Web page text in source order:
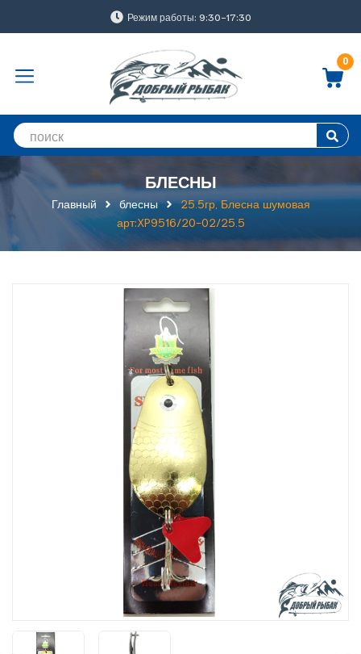
Режим работы: 9:30-17:30
0
БЛЕСНЫ
Главный блесны
25.5гр, Блесна шумовая
арт:XP9516/20-02/25.5